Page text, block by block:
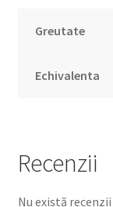
Greutate
Echivalenta
Recenzii
Nu există